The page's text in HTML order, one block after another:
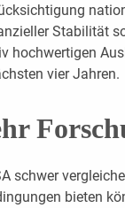
Stabilität
hochwertigen
vier Jahren.
schwer
bieten